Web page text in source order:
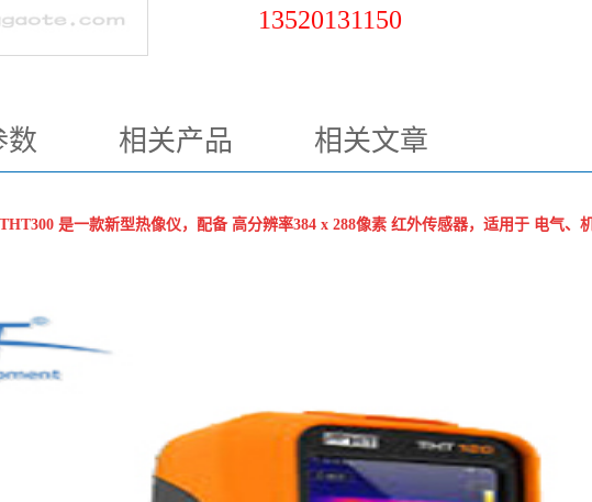
13520131150
数 相关产品 相关文章
是一款新型热像仪，配备 高分辨率384 x 288像素 红外传感器，适用于 电气